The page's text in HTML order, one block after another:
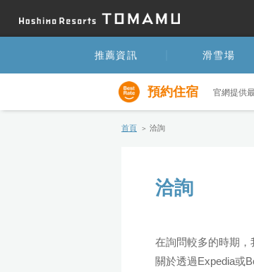
推薦資訊 滑雪場
預約住宿 官網提供
首頁 洽詢
洽詢
在詢問較多的時期，
關於透過Expedia或